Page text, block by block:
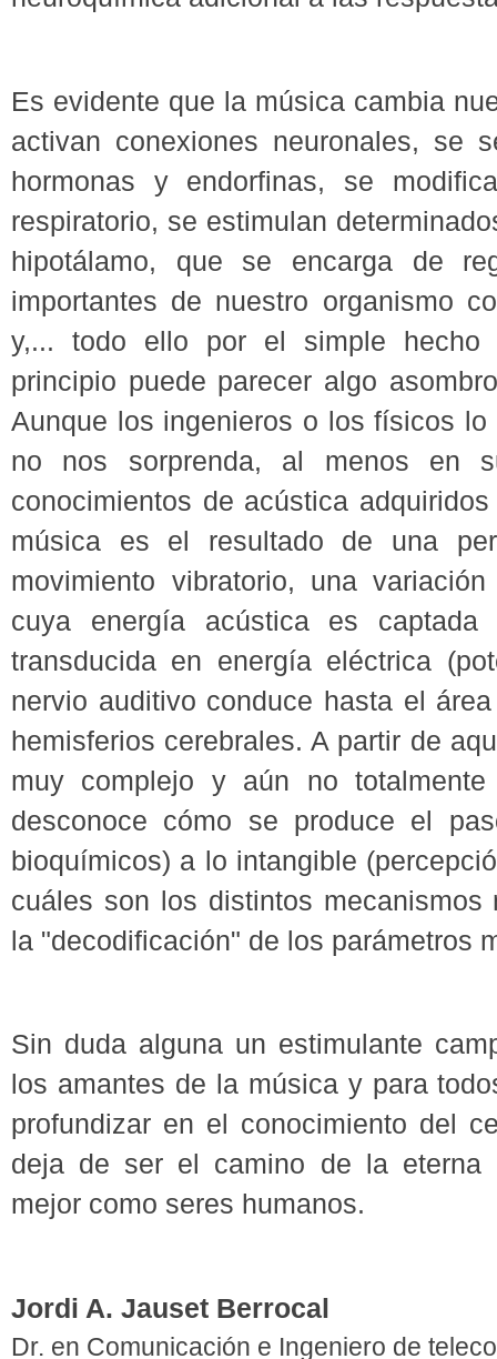
Es evidente que la música cambia
activan conexiones neuronales, se
hormonas y endorfinas, se
respiratorio, se estimulan
hipotálamo, que se encarga de
importantes de nuestro organismo
y,... todo ello por el simple hecho
principio puede parecer algo
Aunque los ingenieros o los físicos
no nos sorprenda, al menos en
conocimientos de acústica
música es el resultado de una
movimiento vibratorio, una
cuya energía acústica es
transducida en energía eléctrica
nervio auditivo conduce hasta el
hemisferios cerebrales. A partir de
muy complejo y aún no totalmente
desconoce cómo se produce el
bioquímicos) a lo intangible
cuáles son los distintos mecanismos
la "decodificación" de los parámetros
Sin duda alguna un estimulante
los amantes de la música y para
profundizar en el conocimiento del
deja de ser el camino de la eterna
mejor como seres humanos.
Jordi A. Jauset Berrocal
Dr. en Comunicación e Ingeniero de